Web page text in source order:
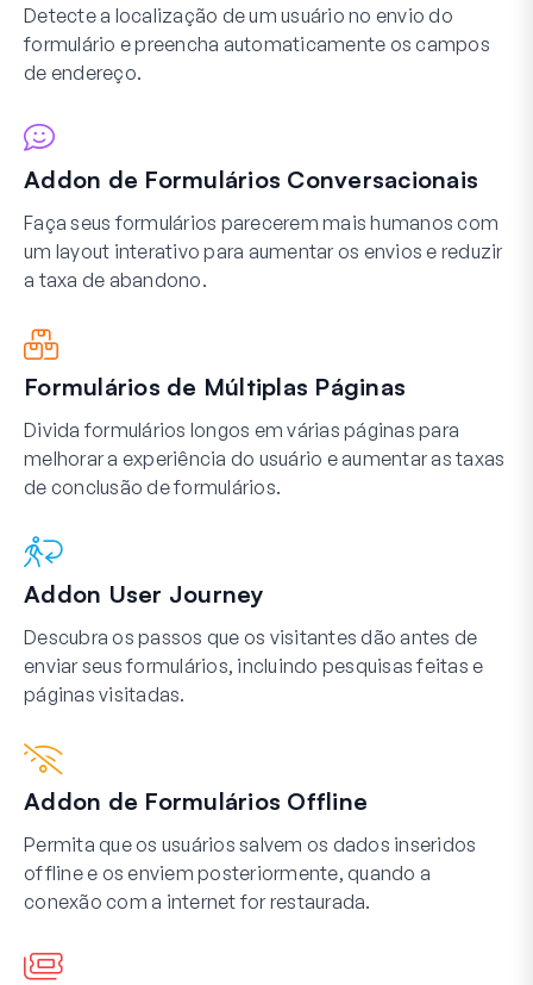
Detecte a localização de um usuário no envio do
formulário e preencha automaticamente os campos
de endereço.
Addon de Formulários Conversacionais
Faça seus formulários parecerem mais humanos com
um layout interativo para aumentar os envios e reduzir
a taxa de abandono.
Formulários de Múltiplas Páginas
Divida formulários longos em várias páginas para
melhorar a experiência do usuário e aumentar as taxas
de conclusão de formulários.
Addon User Journey
Descubra os passos que os visitantes dão antes de
enviar seus formulários, incluindo pesquisas feitas e
páginas visitadas.
Addon de Formulários Offline
Permita que os usuários salvem os dados inseridos
offline e os enviem posteriormente, quando a
conexão com a internet for restaurada.